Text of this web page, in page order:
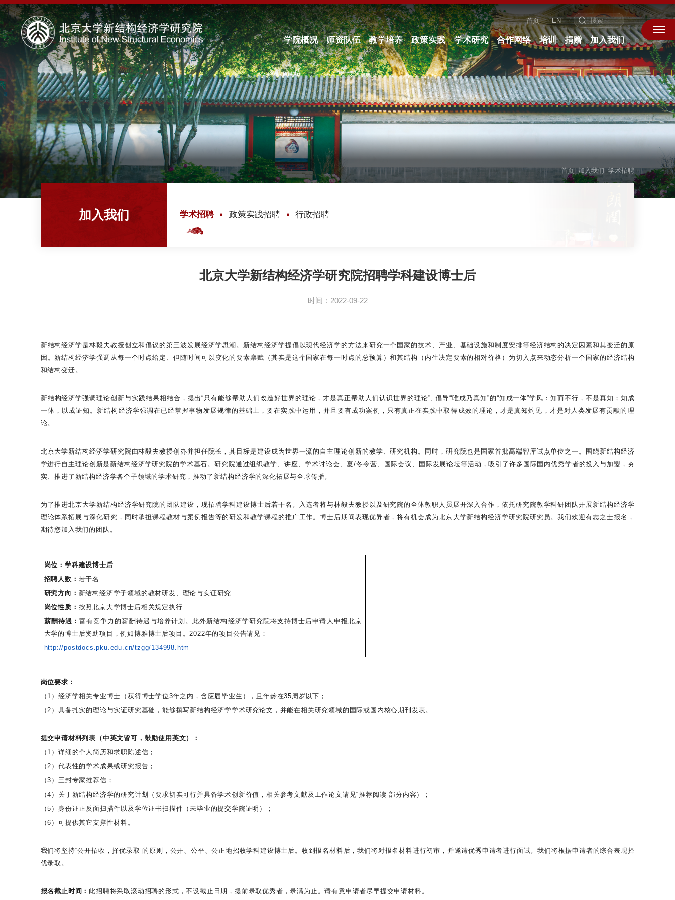
首页 EN
学院概况 师资队伍 教学培养 政策实践 学术研究 合作网络 培训 捐赠 加入我们
首页- 加入我们- 学术招聘
加入我们 学术招聘 政策实践招聘 行政招聘
北京大学新结构经济学研究院招聘学科建设博士后
时间：2022-09-22
新结构经济学是林毅夫教授创立和倡议的第三波发展经济学思潮。新结构经济学提倡以现代经济学的方法来研究一个国家的技术、产业、基础设施和制度安排等经济结构的决定因素和其变迁的原
因。新结构经济学强调从每一个时点给定、但随时间可以变化的要素禀赋（其实是这个国家在每一时点的总预算）和其结构（内生决定要素的相对价格）为切入点来动态分析一个国家的经济结构
和结构变迁。
新结构经济学强调理论创新与实践结果相结合，提出“只有能够帮助人们改造好世界的理论，才是真正帮助人们认识世界的理论”, 倡导“唯成乃真知”的“知成一体”学风：知而不行，不是真知；知成
一体，以成证知。新结构经济学强调在已经掌握事物发展规律的基础上，要在实践中运用，并且要有成功案例，只有真正在实践中取得成效的理论，才是真知灼见，才是对人类发展有贡献的理
论。
北京大学新结构经济学研究院由林毅夫教授创办并担任院长，其目标是建设成为世界一流的自主理论创新的教学、研究机构。同时，研究院也是国家首批高端智库试点单位之一。围绕新结构经济
学进行自主理论创新是新结构经济学研究院的学术基石。研究院通过组织教学、讲座、学术讨论会、夏/冬令营、国际会议、国际发展论坛等活动，吸引了许多国际国内优秀学者的投入与加盟，夯
实、推进了新结构经济学各个子领域的学术研究，推动了新结构经济学的深化拓展与全球传播。
为了推进北京大学新结构经济学研究院的团队建设，现招聘学科建设博士后若干名。入选者将与林毅夫教授以及研究院的全体教职人员展开深入合作，依托研究院教学科研团队开展新结构经济学
理论体系拓展与深化研究，同时承担课程教材与案例报告等的研发和教学课程的推广工作。博士后期间表现优异者，将有机会成为北京大学新结构经济学研究院研究员。我们欢迎有志之士报名，
期待您加入我们的团队。
岗位：学科建设博士后
招聘人数： 若干名
研究方向： 新结构经济学子领域的教材研发、理论与实证研究
岗位性质： 按照北京大学博士后相关规定执行
薪酬待遇：富有竞争力的薪酬待遇与培养计划。此外新结构经济学研究院将支持博士后申请人申报北京
大学的博士后资助项目，例如博雅博士后项目。2022年的项目公告请见：
http://postdocs.pku.edu.cn/tzgg/134998.htm
岗位要求：
（1）经济学相关专业博士（获得博士学位3年之内，含应届毕业生），且年龄在35周岁以下；
（2）具备扎实的理论与实证研究基础，能够撰写新结构经济学学术研究论文，并能在相关研究领域的国际或国内核心期刊发表。
提交申请材料列表（中英文皆可，鼓励使用英文）：
（1）详细的个人简历和求职陈述信；
（2）代表性的学术成果或研究报告；
（3）三封专家推荐信；
（4）关于新结构经济学的研究计划（要求切实可行并具备学术创新价值，相关参考文献及工作论文请见“推荐阅读”部分内容）；
（5）身份证正反面扫描件以及学位证书扫描件（未毕业的提交学院证明）；
（6）可提供其它支撑性材料。
我们将坚持“公开招收，择优录取”的原则，公开、公平、公正地招收学科建设博士后。收到报名材料后，我们将对报名材料进行初审，并邀请优秀申请者进行面试。我们将根据申请者的综合表现择
优录取。
报名截止时间： 此招聘将采取滚动招聘的形式，不设截止日期，提前录取优秀者，录满为止。请有意申请者尽早提交申请材料。